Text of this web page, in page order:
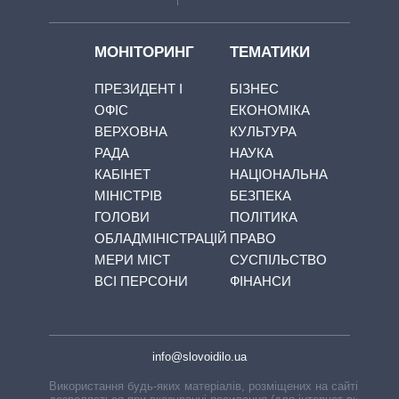
МОНІТОРИНГ
ПРЕЗИДЕНТ І
ОФІС
ВЕРХОВНА
РАДА
КАБІНЕТ
МІНІСТРІВ
ГОЛОВИ
ОБЛАДМІНІСТРАЦІЙ
МЕРИ МІСТ
ВСІ ПЕРСОНИ
ТЕМАТИКИ
БІЗНЕС
ЕКОНОМІКА
КУЛЬТУРА
НАУКА
НАЦІОНАЛЬНА
БЕЗПЕКА
ПОЛІТИКА
ПРАВО
СУСПІЛЬСТВО
ФІНАНСИ
info@slovoidilo.ua
Використання будь-яких матеріалів, розміщених на сайті,